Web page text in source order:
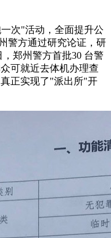
次"活动，全面提升公
警方通过研究论证，研
郑州警方首批30 台警
可就近去体机办理查
正实现了"派出所"开